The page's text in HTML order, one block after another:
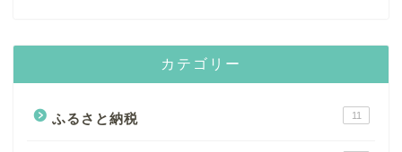
カテゴリー
ふるさと納税 11